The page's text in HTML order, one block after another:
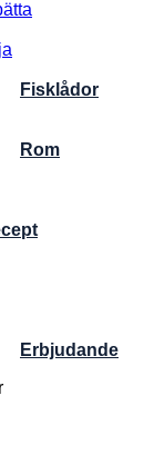
Fisklådor
Rom
Erbjudande